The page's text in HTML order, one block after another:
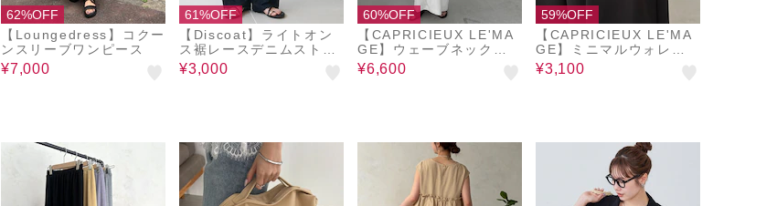
62%OFF
【Loungedress】コクー
ンスリーブワンピース
¥7,000
61%OFF
【Discoat】ライトオン
ス裾レースデニムストレ
ートパンツ
¥3,000
60%OFF
【CAPRICIEUX LE'MA
GE】ウェーブネックギ
ャザーワンピース
¥6,600
59%OFF
【CAPRICIEUX LE'MA
GE】ミニマルウォレッ
ト
¥3,100